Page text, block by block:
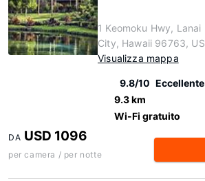
1 Keomoku Hwy, Lanai
City, Hawaii 96763, US
Visualizza mappa
9.8/10 Eccellente
9.3 km
Wi-Fi gratuito
DA USD 1096
per camera / per notte